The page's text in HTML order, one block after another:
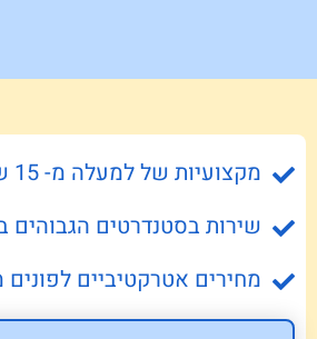
מקצועיות של למעלה מ- 15 שנה.
שירות בסטנדרטים הגבוהים
מחירים אטרקטיביים